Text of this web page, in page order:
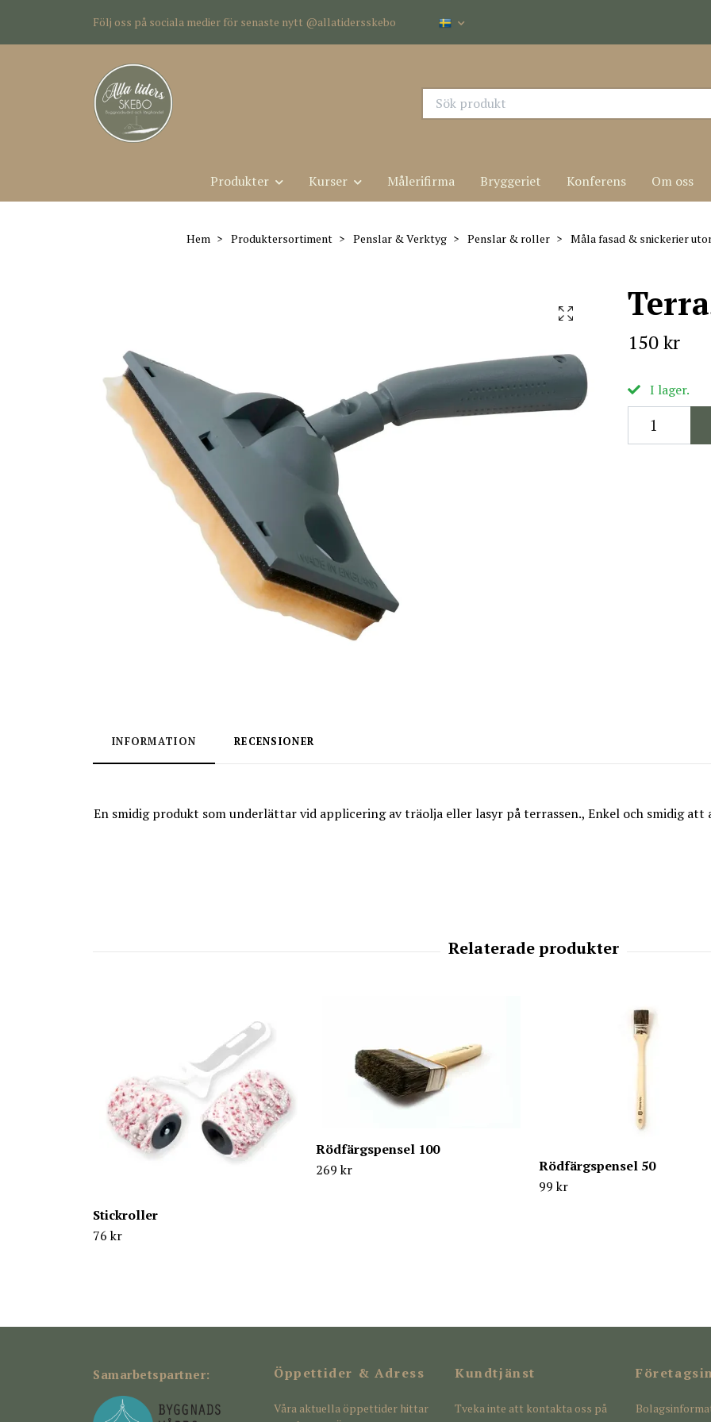
Följ oss på sociala medier för senaste nytt @allatidersskebo
Produkter Kurser Målerifirma Bryggeriet Konferens Om oss
Hem Produktersortiment Penslar & Verktyg Penslar & roller Måla fasad & snickerier
150 kr
I lager.
INFORMATION RECENSIONER
En smidig produkt som underlättar vid applicering av träolja eller lasyr på terrassen., Enkel och smidig att
Stickroller
76 kr
Rödfärgspensel 100
269 kr
Rödfärgspensel 50
99 kr
Samarbetspartner: Öppettider & Adress
Våra aktuella öppettider hittar
Kundtjänst
Tveka inte att kontakta oss på